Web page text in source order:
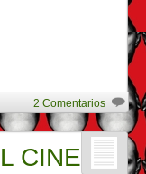
2 Comentarios
CINE